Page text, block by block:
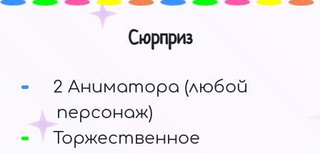
Сюрприз
2 Аниматора (любой
персонаж)
Торжественное